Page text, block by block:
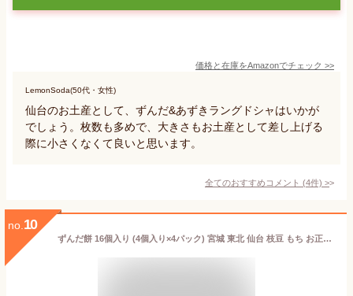
価格と在庫をAmazonでチェック >>
LemonSoda(50代・女性)
仙台のお土産として、ずんだ&あずきラングドシャはいかが
でしょう。枚数も多めで、大きさもお土産として差し上げる
際に小さくなくて良いと思います。
全てのおすすめコメント (4件) >
no. 10
ずんだ餅 16個入り (4個入り×4パック) 宮城 東北 仙台 枝豆 もち お正月 搗き入れ 父の日 手作り